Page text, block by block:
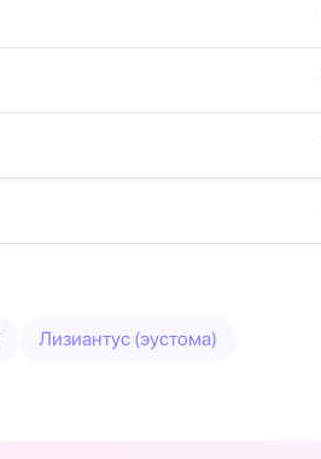
Лизиантус (эустома)